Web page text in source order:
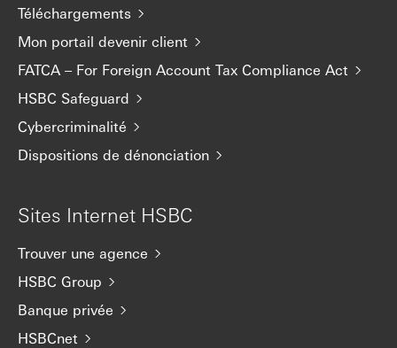
Téléchargements
Mon portail devenir client
FATCA – For Foreign Account Tax Compliance Act
HSBC Safeguard
Cybercriminalité
Dispositions de dénonciation
Sites Internet HSBC
Trouver une agence
HSBC Group
Banque privée
HSBCnet